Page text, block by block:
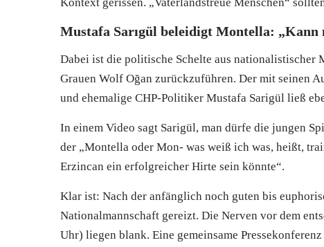
Kontext gerissen. „Vaterlandstreue Menschen“
Mustafa Sarıgül beleidigt Montella:
Dabei ist die politische Schelte aus nationalistischer
Grauen Wolf Oğan zurückzuführen. Der mit seinen
und ehemalige CHP-Politiker Mustafa Sarigül ließ
In einem Video sagt Sarigül, man dürfe die jungen
der „Montella oder Mon- was weiß ich was, heißt,
Erzincan ein erfolgreicher Hirte sein könnte“.
Klar ist: Nach der anfänglich noch guten bis
Nationalmannschaft gereizt. Die Nerven vor dem
Uhr) liegen blank. Eine gemeinsame